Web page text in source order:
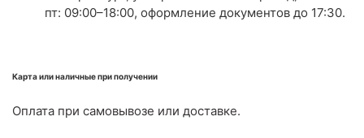
пт: 09:00–18:00, оформление документов до 17:30.
Карта или наличные при получении
Оплата при самовывозе или доставке.